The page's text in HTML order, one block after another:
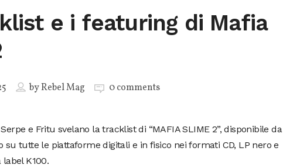
e i featuring di Mafia
byRebel Mag 0 comments
e Fritu svelano la tracklist di “MAFIA SLIME 2”, disponibile da
su tutte le piattaforme digitali e in fisico nei formati CD, LP nero e
label K100.